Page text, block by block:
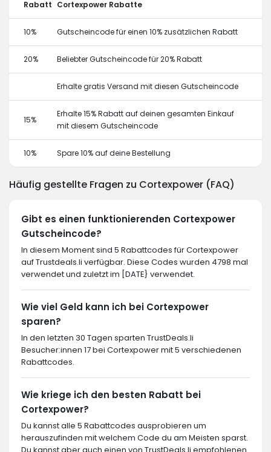
Rabatt Cortexpower Rabatte
10% Gutscheincode für einen 10% zusätzlichen Rabatt
20% Beliebter Gutscheincode für 20% Rabatt
Erhalte gratis Versand mit diesen Gutscheincode
15%
Erhalte 15% Rabatt auf deinen gesamten Einkauf
mit diesem Gutscheincode
10% Spare 10% auf deine Bestellung
Häufig gestellte Fragen zu Cortexpower (FAQ)
Gibt es einen funktionierenden Cortexpower
Gutscheincode?
In diesem Moment sind 5 Rabattcodes für Cortexpower
auf Trustdeals.li verfügbar. Diese Codes wurden 4798 mal
verwendet und zuletzt im [DATE} verwendet.
Wie viel Geld kann ich bei Cortexpower
sparen?
In den letzten 30 Tagen sparten TrustDeals.li
Besucher:innen 17 bei Cortexpower mit 5 verschiedenen
Rabattcodes.
Wie kriege ich den besten Rabatt bei
Cortexpower?
Du kannst alle 5 Rabattcodes ausprobieren um
herauszufinden mit welchem Code du am Meisten sparst.